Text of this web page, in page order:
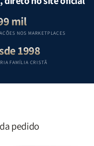
Equipe
mil
NOS MARKETPLACES
1998
FAMÍLIA CRISTÃ
pedido